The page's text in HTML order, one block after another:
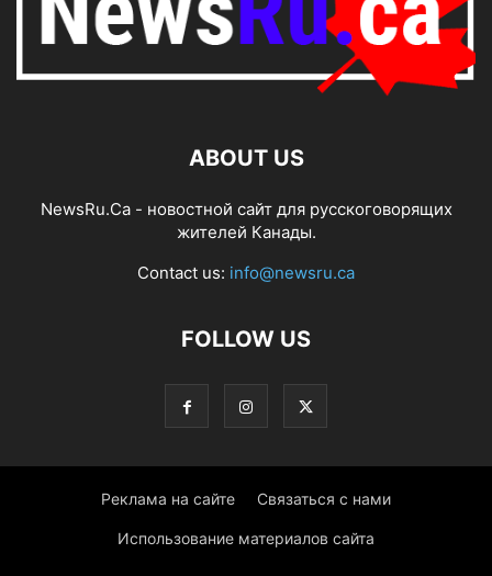
ABOUT US
NewsRu.Ca - новостной сайт для русскоговорящих
жителей Канады.
Contact us: info@newsru.ca
FOLLOW US
Реклама на сайте Связаться с нами
Использование материалов сайта